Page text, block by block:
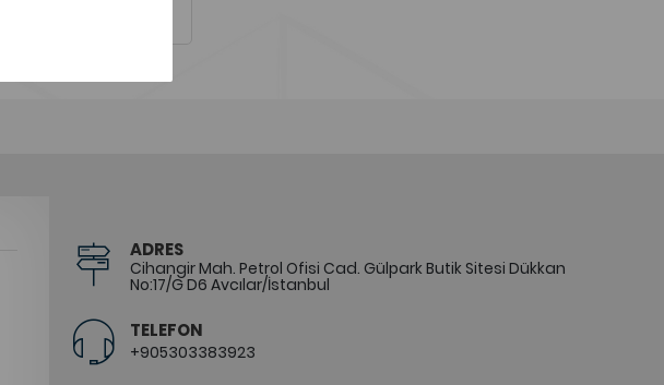
ADRES
Cihangir Mah. Petrol Ofisi Cad. Gülpark Butik Sitesi Dükkan
No:17/G D6 Avcılar/İstanbul
TELEFON
+905303383923